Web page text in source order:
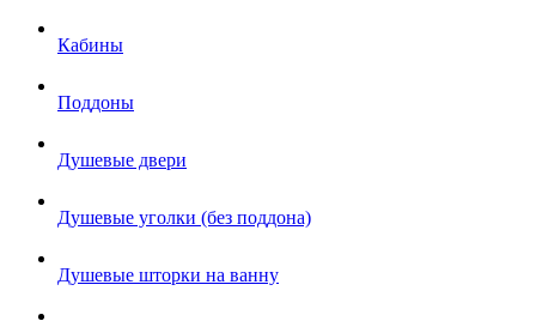
Кабины
Поддоны
Душевые двери
Душевые уголки (без поддона)
Душевые шторки на ванну